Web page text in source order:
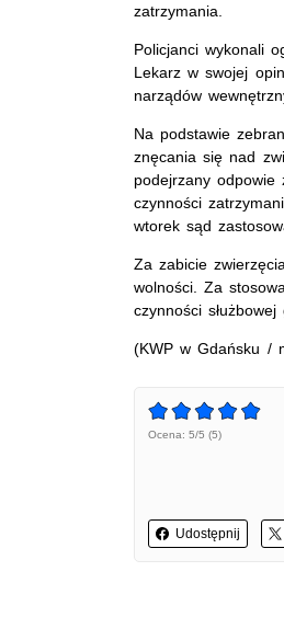
zatrzymania.
Policjanci wykonali
Lekarz w swojej
narządów
Na podstawie
znęcania się nad
podejrzany
czynności
wtorek sąd
Za zabicie
wolności. Za
czynności
(KWP w Gdańsku /
Ocena: 5/5 (5)
Udostępnij